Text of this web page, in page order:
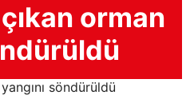
orman